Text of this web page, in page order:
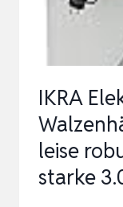
IKRA
leise
starke